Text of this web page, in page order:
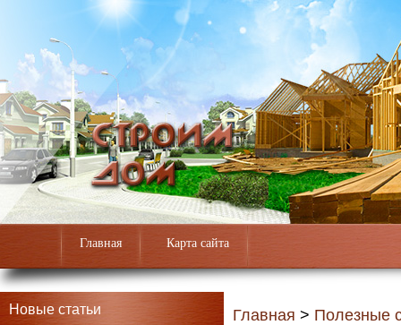
Главная Карта сайта
Новые статьи Главная > Полезные